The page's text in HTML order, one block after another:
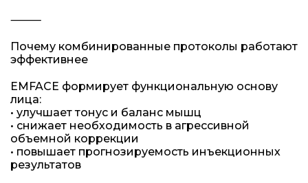
⸻
Почему комбинированные протоколы работают
эффективнее
EMFACE формирует функциональную основу
лица:
• улучшает тонус и баланс мышц
• снижает необходимость в агрессивной
объемной коррекции
• повышает прогнозируемость инъекционных
результатов